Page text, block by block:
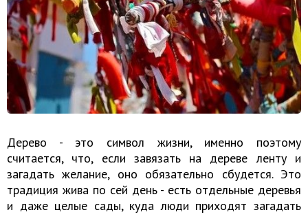
Дерево - это символ жизни, именно поэтому
считается, что, если завязать на дереве ленту и
загадать желание, оно обязательно сбудется. Это
традиция жива по сей день - есть отдельные деревья
и даже целые сады, куда люди приходят загадать